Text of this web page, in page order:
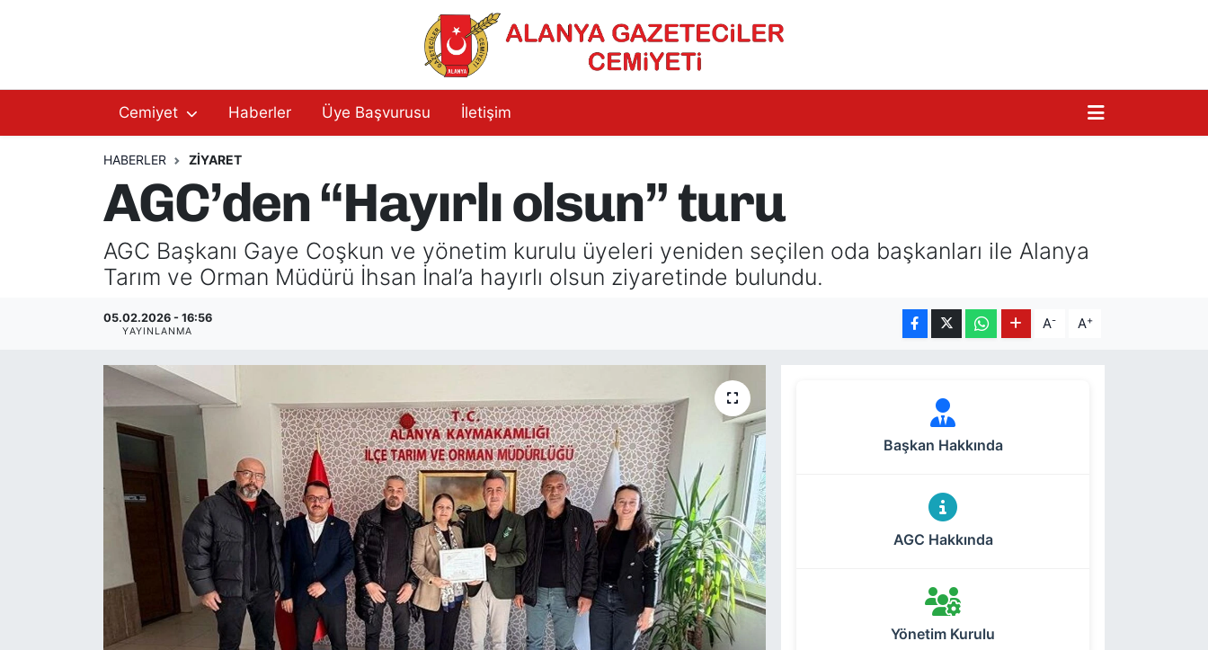
Cemiyet Haberler Üye Başvurusu İletişim
HABERLER ZIYARET
AGC’den “Hayırlı olsun” turu
AGC Başkanı Gaye Coşkun ve yönetim kurulu üyeleri yeniden seçilen oda başkanları ile Alanya
Tarım ve Orman Müdürü İhsan İnal’a hayırlı olsun ziyaretinde bulundu.
05.02.2026 - 16:56
YAYINLANMA A- A+
Başkan Hakkında
AGC Hakkında
Yönetim Kurulu
Başkanlarımız
Yönetim Kurulu
Üyelerimiz
Tüzüğümüz
AGC Hakkında
Yönetim Kurulu
Üyelerimiz
Başkanlarımız